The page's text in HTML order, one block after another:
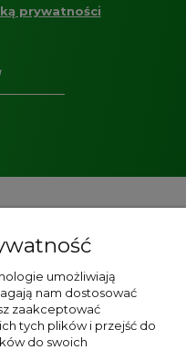
prywatności
umożliwiają
nam dostosować
zaakceptować
tych plików i przejść do
do swoich